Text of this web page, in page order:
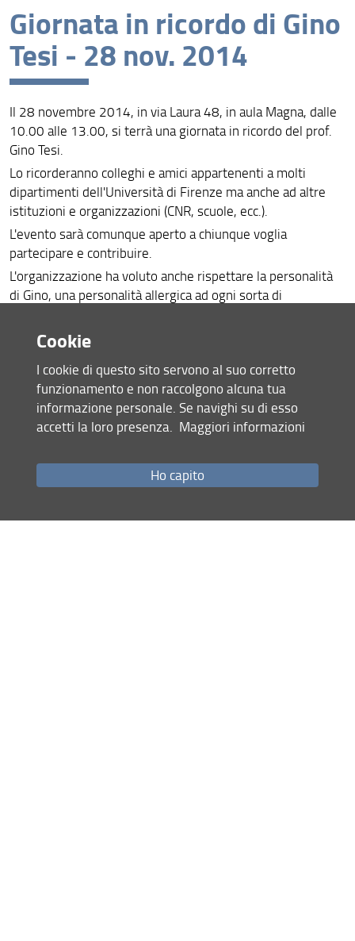
Giornata in ricordo di Gino
Tesi - 28 nov. 2014
Il 28 novembre 2014, in via Laura 48, in aula Magna, dalle
10.00 alle 13.00, si terrà una giornata in ricordo del prof.
Gino Tesi.
Lo ricorderanno colleghi e amici appartenenti a molti
dipartimenti dell'Università di Firenze ma anche ad altre
istituzioni e organizzazioni (CNR, scuole, ecc.).
L'evento sarà comunque aperto a chiunque voglia
partecipare e contribuire.
L'organizzazione ha voluto anche rispettare la personalità
di Gino, una personalità allergica ad ogni sorta di
L'evento si svolge in un luogo che è abbastanza simbolico
molti docenti del DiSIA, ovvero presso la sede di via Laura
che ha visto transitare le facoltà di Economia, Scienze
Politiche e Scienze della Formazione (già Magistero) nelle
quali il prof. Gino Tesi si è molto impegnato su diversi
Chi volesse ricordare il prof. Tesi ma non avesse la
possibilità di intervenire all'evento, può sicuramente
Ricerca DiSIA su Covid-19
Aree di ricerca
Eventi, seminari, short courses
Pubblicazioni
Dottorato di ricerca
Dottorato di ricerca in Life Course Research
Assegnisti di ricerca
Titolari di contratti di ricerca, incarichi post-doc e
incarichi di ricerca
Unità di ricerca
Valutazione della ricerca
Link utili
Cookie
I cookie di questo sito servono al suo corretto
funzionamento e non raccolgono alcuna tua
informazione personale. Se navighi su di esso
accetti la loro presenza. Maggiori informazioni
Ho capito